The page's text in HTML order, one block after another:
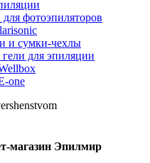
фотоэпиляторов
и сумки-чехлы
для эпиляции
one
магазин Эпилмир